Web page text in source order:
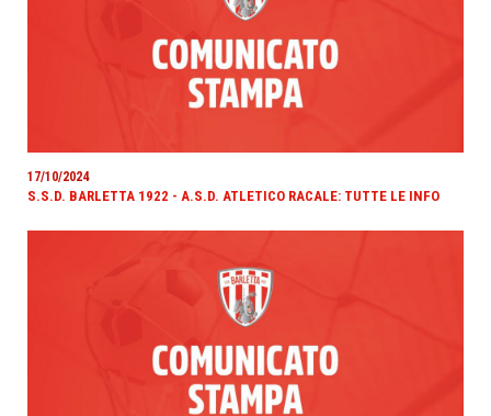
17/10/2024
S.S.D. BARLETTA 1922 - A.S.D. ATLETICO RACALE: TUTTE LE INFO